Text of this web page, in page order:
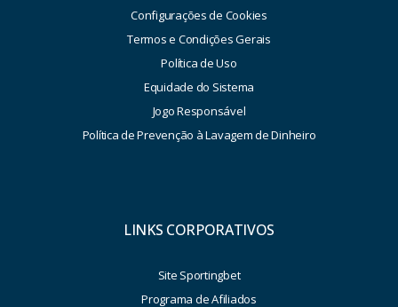
Configurações de Cookies
Termos e Condições Gerais
Política de Uso
Equidade do Sistema
Jogo Responsável
Política de Prevenção à Lavagem de Dinheiro
LINKS CORPORATIVOS
Site Sportingbet
Programa de Afiliados